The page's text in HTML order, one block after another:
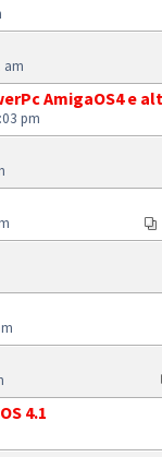
am
AmigaOS4 e
pm
4.1